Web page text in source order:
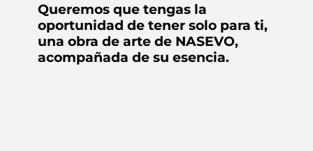
Queremos que tengas la
oportunidad de tener solo para ti,
una obra de arte de NASEVO,
acompañada de su esencia.